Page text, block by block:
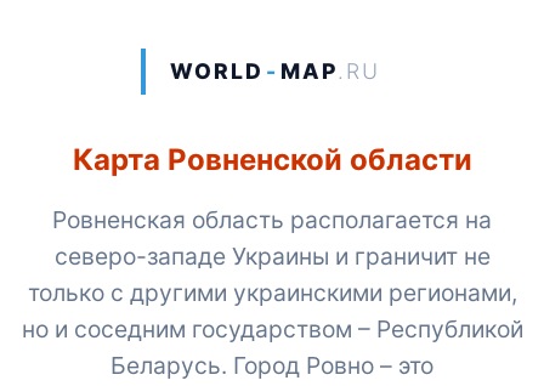
WORLD - MAP.RU
Карта Ровненской области
Ровненская область располагается на
северо-западе Украины и граничит не
только с другими украинскими регионами,
но и соседним государством – Республикой
Беларусь. Город Ровно – это